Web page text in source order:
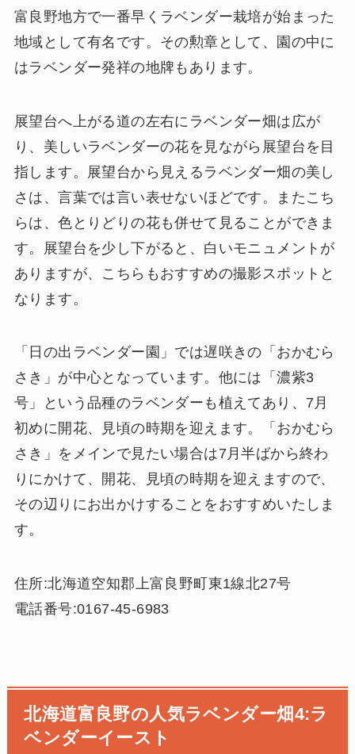
富良野地方で一番早くラベンダー栽培が始まった
地域として有名です。その勲章として、園の中に
はラベンダー発祥の地牌もあります。
展望台へ上がる道の左右にラベンダー畑は広が
り、美しいラベンダーの花を見ながら展望台を目
指します。展望台から見えるラベンダー畑の美し
さは、言葉では言い表せないほどです。またこち
らは、色とりどりの花も併せて見ることができま
す。展望台を少し下がると、白いモニュメントが
ありますが、こちらもおすすめの撮影スポットと
なります。
「日の出ラベンダー園」では遅咲きの「おかむら
さき」が中心となっています。他には「濃紫3
号」という品種のラベンダーも植えてあり、7月
初めに開花、見頃の時期を迎えます。「おかむら
さき」をメインで見たい場合は7月半ばから終わ
りにかけて、開花、見頃の時期を迎えますので、
その辺りにお出かけすることをおすすめいたしま
す。
住所:北海道空知郡上富良野町東1線北27号
電話番号:0167-45-6983
北海道富良野の人気ラベンダー畑4:ラ
ベンダーイースト